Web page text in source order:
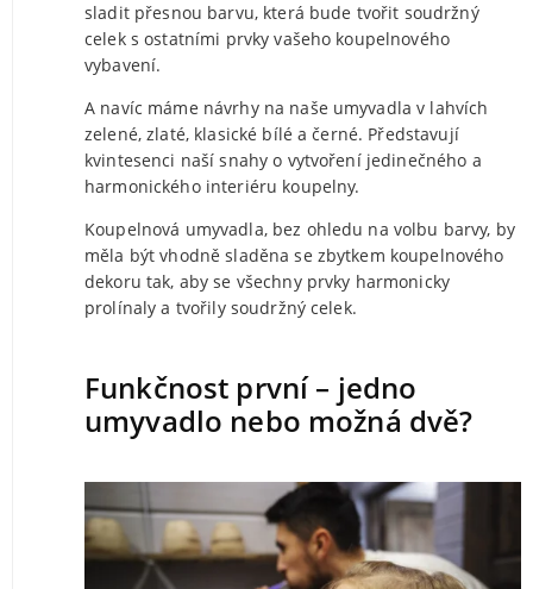
sladit přesnou barvu, která bude tvořit soudržný
celek s ostatními prvky vašeho koupelnového
vybavení.
A navíc máme návrhy na naše umyvadla v lahvích
zelené, zlaté, klasické bílé a černé. Představují
kvintesenci naší snahy o vytvoření jedinečného a
harmonického interiéru koupelny.
Koupelnová umyvadla, bez ohledu na volbu barvy, by
měla být vhodně sladěna se zbytkem koupelnového
dekoru tak, aby se všechny prvky harmonicky
prolínaly a tvořily soudržný celek.
Funkčnost první – jedno
umyvadlo nebo možná dvě?